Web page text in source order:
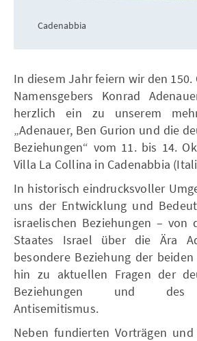
Cadenabbia
In diesem Jahr feiern wir den 150.
Namensgebers Konrad
herzlich ein zu unserem
„Adenauer, Ben Gurion und die
Beziehungen“ vom 11. bis 14.
Villa La Collina in Cadenabbia
In historisch eindrucksvoller
uns der Entwicklung und
israelischen Beziehungen – von
Staates Israel über die Ära
besondere Beziehung der
hin zu aktuellen Fragen der
Beziehungen und des
Antisemitismus.
Neben fundierten Vorträgen